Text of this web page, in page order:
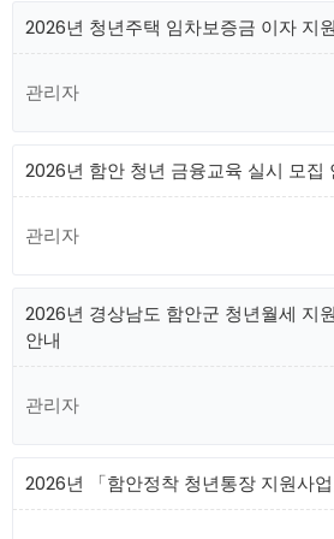
2026년 청년주택 임차보증금 이자 지
관리자
2026년 함안 청년 금융교육 실시 모집
관리자
2026년 경상남도 함안군 청년월세 지
안내
관리자
2026년 「함안정착 청년통장 지원사